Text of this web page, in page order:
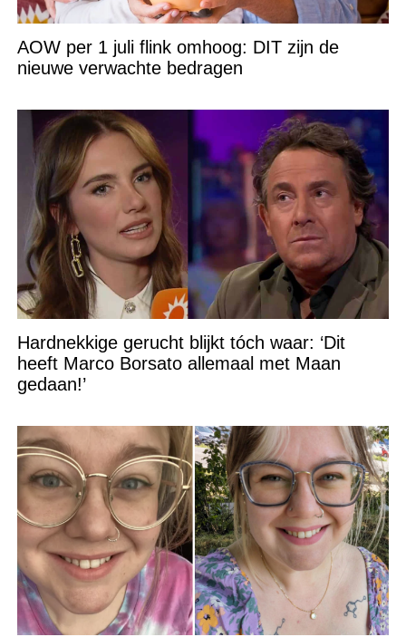
AOW per 1 juli flink omhoog: DIT zijn de
nieuwe verwachte bedragen
Hardnekkige gerucht blijkt tóch waar: ‘Dit
heeft Marco Borsato allemaal met Maan
gedaan!’